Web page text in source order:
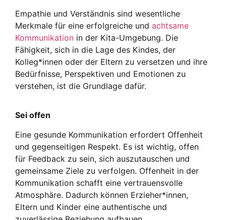
Empathie und Verständnis sind wesentliche
Merkmale für eine erfolgreiche und achtsame
Kommunikation in der Kita-Umgebung. Die
Fähigkeit, sich in die Lage des Kindes, der
Kolleg*innen oder der Eltern zu versetzen und ihre
Bedürfnisse, Perspektiven und Emotionen zu
verstehen, ist die Grundlage dafür.
Sei offen
Eine gesunde Kommunikation erfordert Offenheit
und gegenseitigen Respekt. Es ist wichtig, offen
für Feedback zu sein, sich auszutauschen und
gemeinsame Ziele zu verfolgen. Offenheit in der
Kommunikation schafft eine vertrauensvolle
Atmosphäre. Dadurch können Erzieher*innen,
Eltern und Kinder eine authentische und